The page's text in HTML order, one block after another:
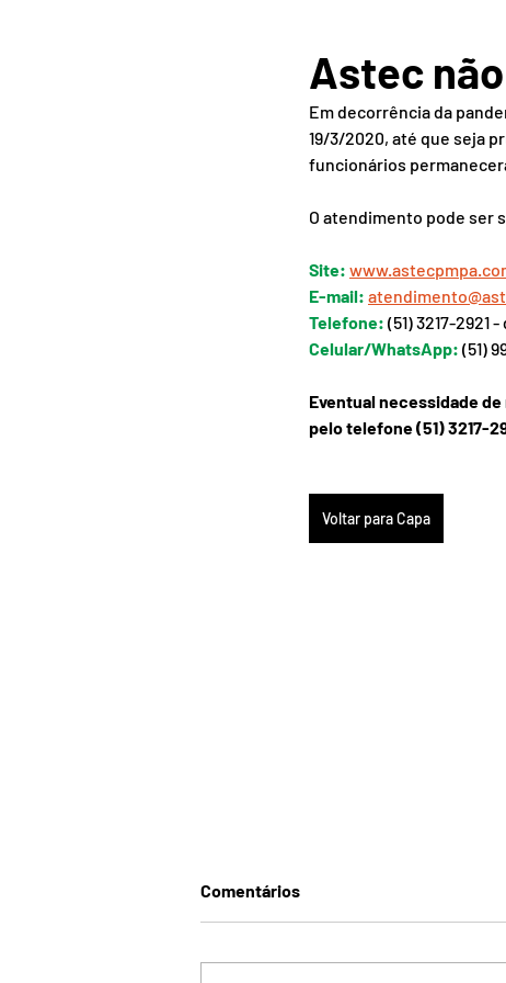
Astec
Em decorrência da
19/3/2020, até que seja
funcionários
O atendimento pode ser
Site:
E-mail:
Telefone: (51) 3217-2921
Celular/WhatsApp: (51)
Eventual necessidade
pelo telefone (51) 3217-
Voltar para Capa
Comentários